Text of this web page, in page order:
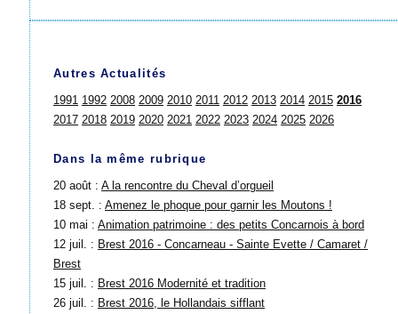
Autres Actualités
1991 1992 2008 2009 2010 2011 2012 2013 2014 2015 2016
2017 2018 2019 2020 2021 2022 2023 2024 2025 2026
Dans la même rubrique
20 août : A la rencontre du Cheval d’orgueil
18 sept. : Amenez le phoque pour garnir les Moutons !
10 mai : Animation patrimoine : des petits Concarnois à bord
12 juil. : Brest 2016 - Concarneau - Sainte Evette / Camaret /
Brest
15 juil. : Brest 2016 Modernité et tradition
26 juil. : Brest 2016, le Hollandais sifflant